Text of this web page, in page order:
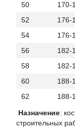
50
170-
52
176-
54
176-
56
182-
58
182-
60
188-
62
188-
Назначение:
строительных